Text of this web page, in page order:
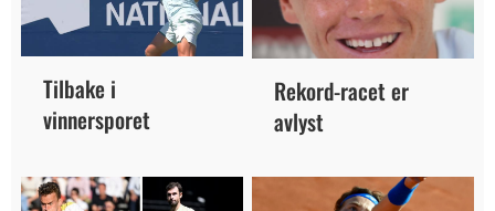
Tilbake i
vinnersporet
Rekord-racet er
avlyst